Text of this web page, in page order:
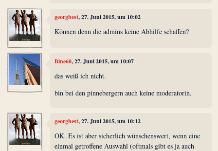
georgbest, 27. Juni 2015, um 10:02
Können denn die admins keine Abhilfe schaffen?
Bine60, 27. Juni 2015, um 10:07
das weiß ich nicht.
bin bei den pinnebergern auch keine moderatorin.
georgbest, 27. Juni 2015, um 10:12
OK. Es ist aber sicherlich wünschenswert, wenn eine
einmal getroffene Auswahl (oftmals gibt es ja auch